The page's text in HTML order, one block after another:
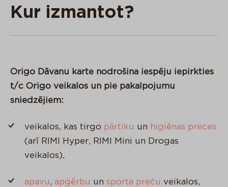
Kur izmantot?
Origo Dāvanu karte nodrošina iespēju iepirkties
t/c Origo veikalos un pie pakalpojumu
sniedzējiem:
veikalos, kas tirgo pārtiku un higiēnas preces
(arī RIMI Hyper, RIMI Mini un Drogas
veikalos),
apavu, apģērbu un sporta preču veikalos,